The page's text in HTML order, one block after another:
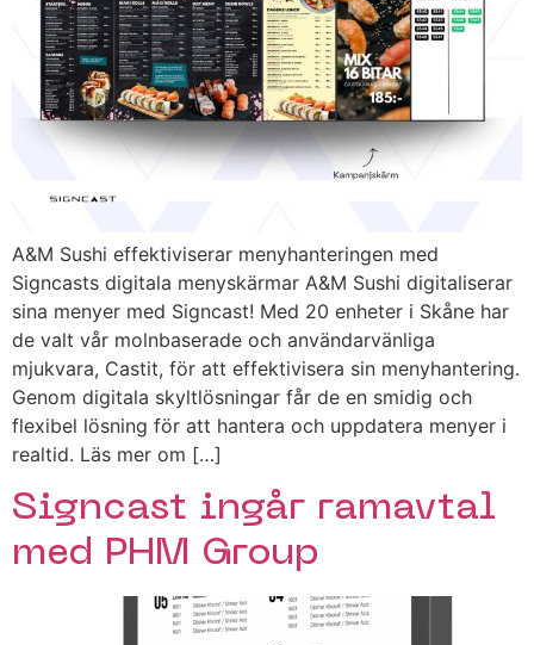
A&M Sushi effektiviserar menyhanteringen med
Signcasts digitala menyskärmar A&M Sushi digitaliserar
sina menyer med Signcast! Med 20 enheter i Skåne har
de valt vår molnbaserade och användarvänliga
mjukvara, Castit, för att effektivisera sin menyhantering.
Genom digitala skyltlösningar får de en smidig och
flexibel lösning för att hantera och uppdatera menyer i
realtid. Läs mer om […]
Signcast ingår ramavtal
med PHM Group